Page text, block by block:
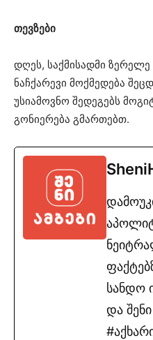
თევზები
დღეს, საქმისადმი
ნაჩქარევი მოქმედება
უსიამოვნო შედეგებს
გონიერება გმართებთ.
სანდო
და